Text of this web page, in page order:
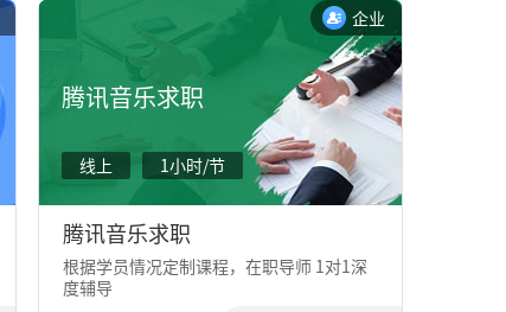
企业
腾讯音乐求职
线上 1小时/节
腾讯音乐求职
根据学员情况定制课程，在职导师 1对1深
度辅导